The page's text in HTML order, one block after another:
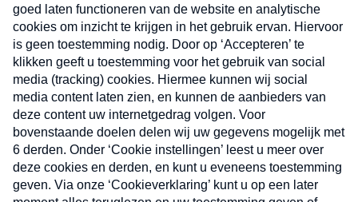
Verzend
Nieuwsbrief
Neem hier een gratis abonnement op onze